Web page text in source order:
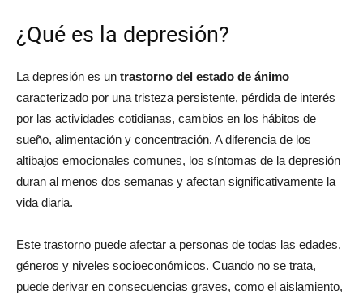
¿Qué es la depresión?
La depresión es un trastorno del estado de ánimo
caracterizado por una tristeza persistente, pérdida de interés
por las actividades cotidianas, cambios en los hábitos de
sueño, alimentación y concentración. A diferencia de los
altibajos emocionales comunes, los síntomas de la depresión
duran al menos dos semanas y afectan significativamente la
vida diaria.
Este trastorno puede afectar a personas de todas las edades,
géneros y niveles socioeconómicos. Cuando no se trata,
puede derivar en consecuencias graves, como el aislamiento,